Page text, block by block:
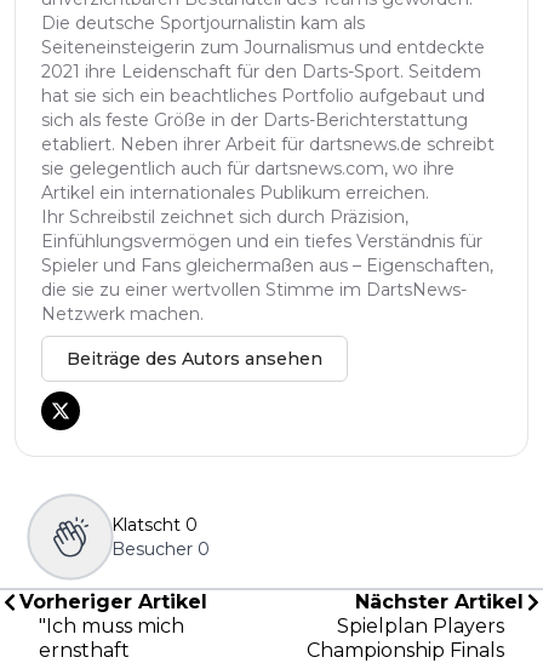
Die deutsche Sportjournalistin kam als
Seiteneinsteigerin zum Journalismus und entdeckte
2021 ihre Leidenschaft für den Darts-Sport. Seitdem
hat sie sich ein beachtliches Portfolio aufgebaut und
sich als feste Größe in der Darts-Berichterstattung
etabliert. Neben ihrer Arbeit für dartsnews.de schreibt
sie gelegentlich auch für dartsnews.com, wo ihre
Artikel ein internationales Publikum erreichen.
Ihr Schreibstil zeichnet sich durch Präzision,
Einfühlungsvermögen und ein tiefes Verständnis für
Spieler und Fans gleichermaßen aus – Eigenschaften,
die sie zu einer wertvollen Stimme im DartsNews-
Netzwerk machen.
Beiträge des Autors ansehen
Klatscht 0
Besucher 0
Vorheriger Artikel
"Ich muss mich
ernsthaft
Nächster Artikel
Spielplan Players
Championship Finals